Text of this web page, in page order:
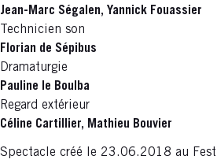
Jean-Marc Ségalen, Yannick Fouassier
Technicien son
Florian de Sépibus
Dramaturgie
Pauline le Boulba
Regard extérieur
Céline Cartillier, Mathieu Bouvier
Spectacle créé le 23.06.2018 au